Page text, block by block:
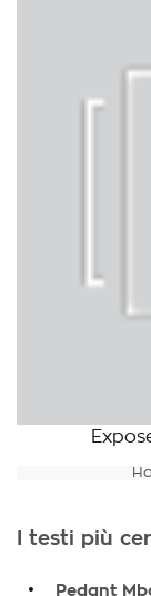
I testi più
. Pedant